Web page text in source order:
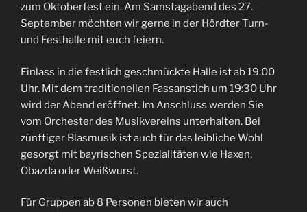
zum Oktoberfest ein. Am Samstagabend des 27.
September möchten wir gerne in der Hördter Turn-
und Festhalle mit euch feiern.
Einlass in die festlich geschmückte Halle ist ab 19:00
Uhr. Mit dem traditionellen Fassanstich um 19:30 Uhr
wird der Abend eröffnet. Im Anschluss werden Sie
vom Orchester des Musikvereins unterhalten. Bei
zünftiger Blasmusik ist auch für das leibliche Wohl
gesorgt mit bayrischen Spezialitäten wie Haxen,
Obazda oder Weißwurst.
Für Gruppen ab 8 Personen bieten wir auch